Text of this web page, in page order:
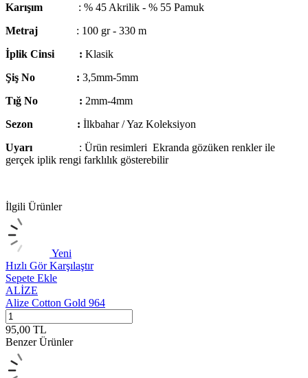
Karışım
: % 45 Akrilik - % 55 Pamuk
Metraj : 100 gr - 330 m
İplik Cinsi : Klasik
Şiş No : 3,5mm-5mm
Tığ No : 2mm-4mm
Sezon : İlkbahar / Yaz Koleksiyon
Uyarı : Ürün resimleri Ekranda gözüken renkler ile
gerçek iplik rengi farklılık gösterebilir
İlgili Ürünler
Yeni
Hızlı GörKarşılaştır
Sepete Ekle
ALİZE
Alize Cotton Gold 964
95,00 TL
Benzer Ürünler